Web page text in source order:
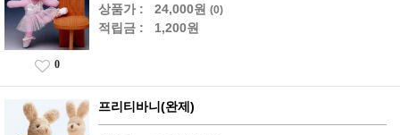
상품가 : 24,000원 (0)
적립금 : 1,200원
0
프리티바니(완제)